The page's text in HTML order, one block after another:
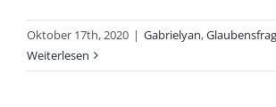
Oktober 17th, 2020 | Gabrielyan,
Weiterlesen